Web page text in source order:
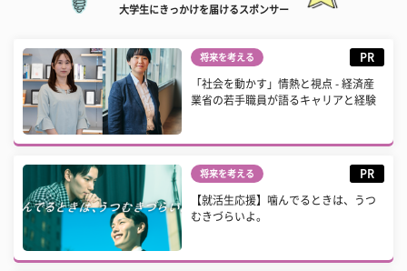
大学生にきっかけを届けるスポンサー
将来を考える PR
「社会を動かす」情熱と視点 - 経済産
業省の若手職員が語るキャリアと経験
将来を考える PR
【就活生応援】噛んでるときは、うつ
むきづらいよ。